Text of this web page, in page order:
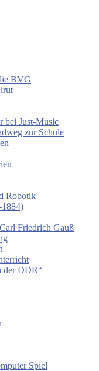
BVG
bei Just-Music
zur Schule
Robotik
1884)
Friedrich Gauß
der DDR“
Spiel